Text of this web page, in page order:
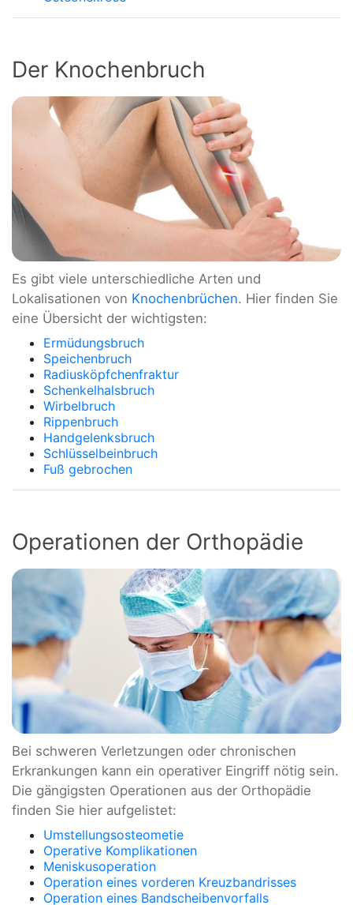
Der Knochenbruch
Es gibt viele unterschiedliche Arten und
Lokalisationen von Knochenbrüchen. Hier finden Sie
eine Übersicht der wichtigsten:
Ermüdungsbruch
Speichenbruch
Radiusköpfchenfraktur
Schenkelhalsbruch
Wirbelbruch
Rippenbruch
Handgelenksbruch
Schlüsselbeinbruch
Fuß gebrochen
Operationen der Orthopädie
Bei schweren Verletzungen oder chronischen
Erkrankungen kann ein operativer Eingriff nötig sein.
Die gängigsten Operationen aus der Orthopädie
finden Sie hier aufgelistet:
Umstellungsosteometie
Operative Komplikationen
Meniskusoperation
Operation eines vorderen Kreuzbandrisses
Operation eines Bandscheibenvorfalls